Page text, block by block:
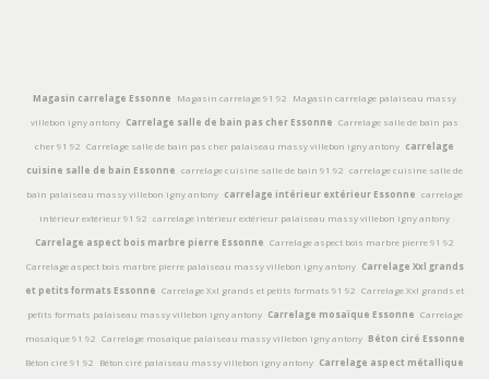
Magasin carrelage Essonne Magasin carrelage 91 92
Magasin carrelage palaiseau massy
villebon igny antony Carrelage salle de bain pas cher Essonne Carrelage salle de bain pas
cher 91 92 Carrelage salle de bain pas cher palaiseau massy villebon igny antony carrelage
cuisine salle de bain Essonne carrelage cuisine salle de bain 91 92 carrelage cuisine salle de
bain palaiseau massy villebon igny antony carrelage intérieur extérieur Essonne carrelage
intérieur extérieur 91 92 carrelage intérieur extérieur palaiseau massy villebon igny antony
Carrelage aspect bois marbre pierre Essonne Carrelage aspect bois marbre pierre 91 92
Carrelage aspect bois marbre pierre palaiseau massy villebon igny antony Carrelage Xxl grands
et petits formats Essonne Carrelage Xxl grands et petits formats 91 92 Carrelage Xxl grands et
petits formats palaiseau massy villebon igny antony Carrelage mosaïque Essonne Carrelage
mosaïque 91 92 Carrelage mosaïque palaiseau massy villebon igny antony Béton ciré Essonne
Béton ciré 91 92
Béton ciré palaiseau massy villebon igny antony Carrelage aspect métallique